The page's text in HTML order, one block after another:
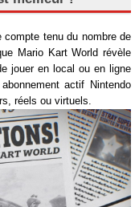
tenu du nombre de
Mario Kart World révèle
jouer en local ou en ligne
actif Nintendo
réels ou virtuels.